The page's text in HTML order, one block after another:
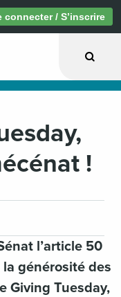
connecter / S’inscrire
!
l’article 50
générosité des
Giving Tuesday,